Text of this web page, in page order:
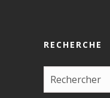
RECHERCHE